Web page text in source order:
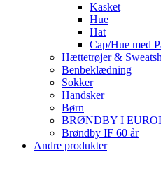
Kasket
Hue
Hat
Cap/Hue med
Hættetrøjer &
Benbeklædning
Sokker
Handsker
Børn
BRØNDBY I
Brøndby IF 60 år
Andre produkter